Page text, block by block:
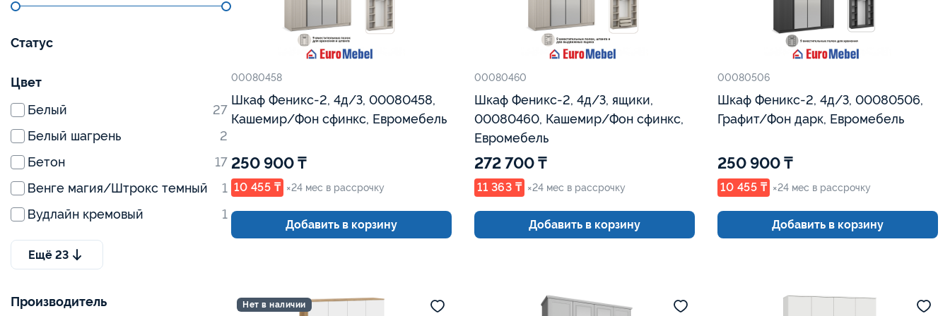
Статус
Цвет
Белый
27
Белый шагрень
2
Бетон
17
Венге магия/Штрокс темный
1
Вудлайн кремовый
1
Ещё 23
Производитель
00080458
Шкаф Феникс-2, 4д/З, 00080458,
Кашемир/Фон сфинкс, Евромебель
250 900 ₸
10 455 ₸ ×24 мес в рассрочку
Добавить в корзину
00080460
Шкаф Феникс-2, 4д/З, ящики,
00080460, Кашемир/Фон сфинкс,
Евромебель
272 700 ₸
11 363 ₸ ×24 мес в рассрочку
Добавить в корзину
00080506
Шкаф Феникс-2, 4д/З, 00080506,
Графит/Фон дарк, Евромебель
250 900 ₸
10 455 ₸ ×24 мес в рассрочку
Добавить в корзину
Нет в наличии